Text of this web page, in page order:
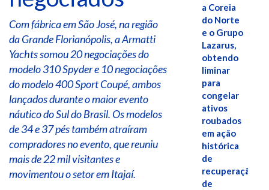
Com fábrica em São José, na região
da Grande Florianópolis, a Armatti
Yachts somou 20 negociações do
modelo 310 Spyder e 10 negociações
do modelo 400 Sport Coupé, ambos
lançados durante o maior evento
náutico do Sul do Brasil. Os modelos
de 34 e 37 pés também atraíram
compradores no evento, que reuniu
mais de 22 mil visitantes e
movimentou o setor em Itajaí.
a Coreia
do Norte
e o Grupo
Lazarus,
obtendo
liminar
para
congelar
ativos
roubados
em ação
histórica
de
recuperação
de